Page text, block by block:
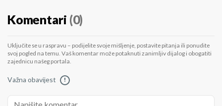
Komentari (0)
Uključite se u raspravu – podijelite svoje mišljenje, postavite pitanja ili ponudite
svoj pogled na temu. Vaš komentar može potaknuti zanimljiv dijalog i obogatiti
zajednicu našeg portala.
Važna obavijest !